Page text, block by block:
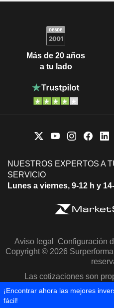
Más de 20 años
a tu lado
NUESTROS EXPERTOS A
SERVICIO
Lunes a viernes, 9-12 h y
Aviso legal Configuración
Copyright © 2026
Las cotizaciones son
Morningstar y
¡Encontrar ahora las mejores
fácil!